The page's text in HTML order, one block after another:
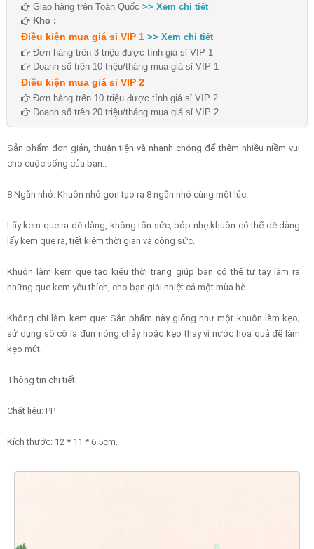
Giao hàng trên Toàn Quốc >> Xem chi tiết
Kho :
Điều kiện mua giá sỉ VIP 1 >> Xem chi tiết
Đơn hàng trên 3 triệu được tính giá sỉ VIP 1
Doanh số trên 10 triệu/tháng mua giá sỉ VIP 1
Điều kiện mua giá sỉ VIP 2
Đơn hàng trên 10 triệu được tính giá sỉ VIP 2
Doanh số trên 20 triệu/tháng mua giá sỉ VIP 2
Sản phẩm đơn giản, thuận tiện và nhanh chóng để thêm nhiều niềm vui
cho cuộc sống của bạn..
8 Ngăn nhỏ: Khuôn nhỏ gọn tạo ra 8 ngăn nhỏ cùng một lúc.
Lấy kem que ra dễ dàng, không tốn sức, bóp nhẹ khuôn có thể dễ dàng
lấy kem que ra, tiết kiệm thời gian và công sức.
Khuôn làm kem que tạo kiểu thời trang giúp bạn có thể tự tay làm ra
những que kem yêu thích, cho bạn giải nhiệt cả một mùa hè.
Không chỉ làm kem que: Sản phẩm này giống như một khuôn làm kẹo;
sử dụng sô cô la đun nóng chảy hoặc kẹo thay vì nước hoa quả để làm
kẹo mút.
Thông tin chi tiết:
Chất liệu: PP
Kích thước: 12 * 11 * 6.5cm.